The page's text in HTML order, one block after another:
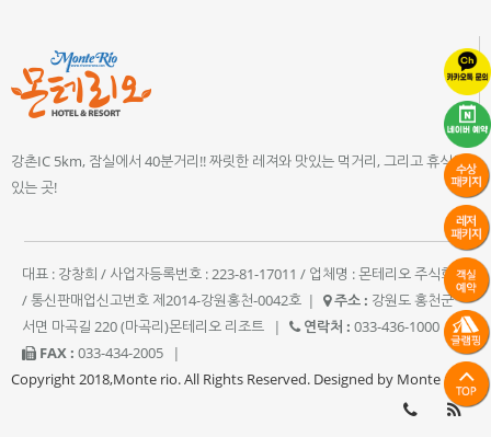
강촌IC 5km, 잠실에서 40분거리!! 짜릿한 레져와 맛있는 먹거리, 그리고 휴식이
있는 곳!
대표 : 강창희 / 사업자등록번호 : 223-81-17011 / 업체명 : 몬테리오 주식회사
/ 통신판매업신고번호 제2014-강원홍천-0042호 | 주소 : 강원도 홍천군
서면 마곡길 220 (마곡리)몬테리오 리조트
| 연락처 : 033-436-1000
|
FAX : 033-434-2005
|
Copyright 2018,Monte rio. All Rights Reserved. Designed by Monte rio.